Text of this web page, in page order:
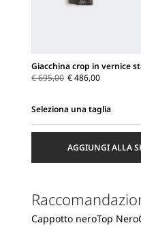
Giacchina crop in vernice
€ 695,00 € 486,00
Seleziona una taglia
AGGIUNGI ALLA
Cappotto neroTop Nero